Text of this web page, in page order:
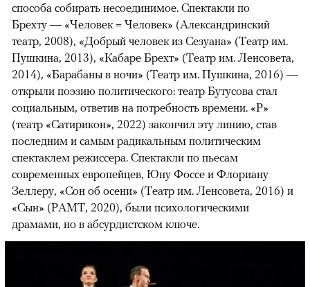
способа собирать несоединимое. Спектакли по
Брехту — «Человек = Человек» (Александринский
театр, 2008), «Добрый человек из Сезуана» (Театр им.
Пушкина, 2013), «Кабаре Брехт» (Театр им. Ленсовета,
2014), «Барабаны в ночи» (Театр им. Пушкина, 2016) —
открыли поэзию политического: театр Бутусова стал
социальным, ответив на потребность времени. «Р»
(театр «Сатирикон», 2022) закончил эту линию, став
последним и самым радикальным политическим
спектаклем режиссера. Спектакли по пьесам
современных европейцев, Юну Фоссе и Флориану
Зеллеру, «Сон об осени» (Театр им. Ленсовета, 2016) и
«Сын» (РАМТ, 2020), были психологическими
драмами, но в абсурдистском ключе.